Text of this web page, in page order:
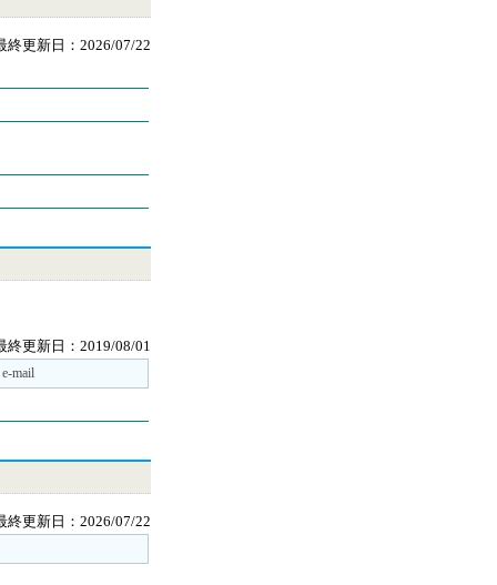
終更新日：2026/07/22
終更新日：2019/08/01
e-mail
終更新日：2026/07/22